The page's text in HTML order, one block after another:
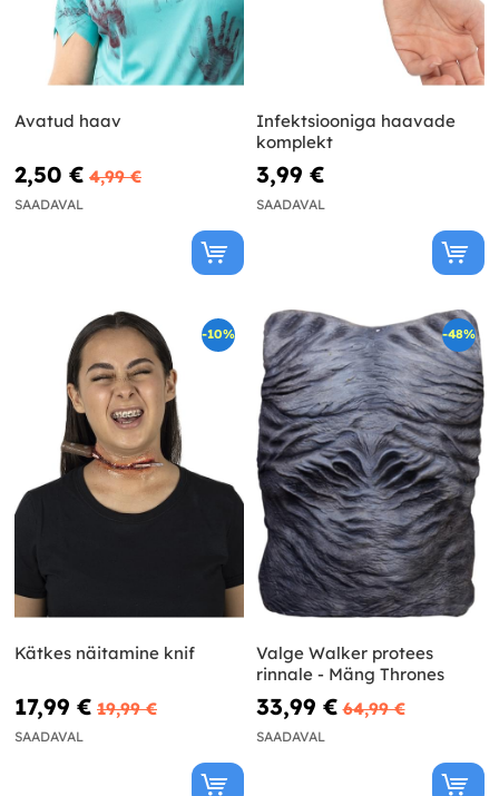
Avatud haav
2,50 € 4,99 €
SAADAVAL
Infektsiooniga haavade
komplekt
3,99 €
SAADAVAL
-10%
Kätkes näitamine knif
17,99 € 19,99 €
SAADAVAL
-48%
Valge Walker protees
rinnale - Mäng Thrones
33,99 € 64,99 €
SAADAVAL